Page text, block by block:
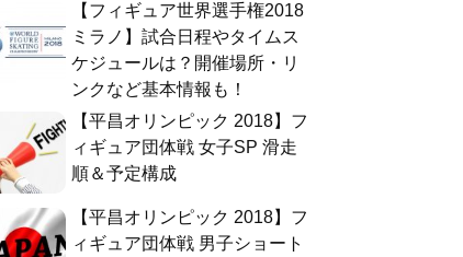
【フィギュア世界選手権2018
ミラノ】試合日程やタイムス
ケジュールは？開催場所・リ
ンクなど基本情報も！
【平昌オリンピック 2018】フ
ィギュア団体戦 女子SP 滑走
順＆予定構成
【平昌オリンピック 2018】フ
ィギュア団体戦 男子ショート